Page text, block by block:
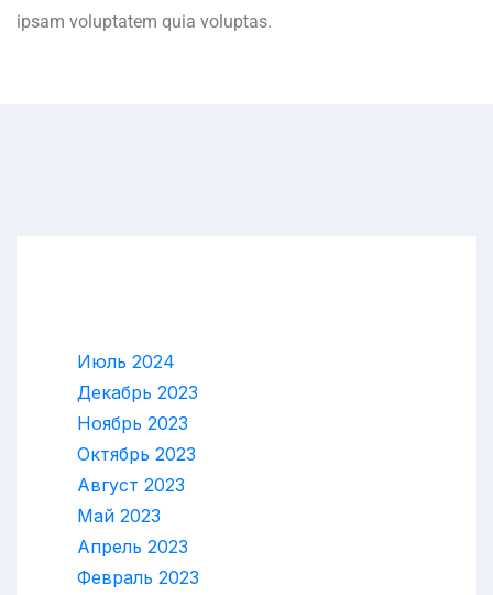
ipsam voluptatem quia voluptas.
Июль 2024
Декабрь 2023
Ноябрь 2023
Октябрь 2023
Август 2023
Май 2023
Апрель 2023
Февраль 2023